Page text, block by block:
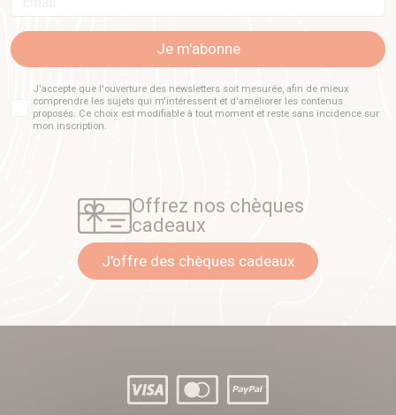
Je m'abonne
J'accepte que l'ouverture des newsletters soit mesurée, afin de mieux
comprendre les sujets qui m'intéressent et d'améliorer les contenus
proposés. Ce choix est modifiable à tout moment et reste sans incidence sur
mon inscription.
Offrez nos chèques
cadeaux
J'offre des chèques cadeaux